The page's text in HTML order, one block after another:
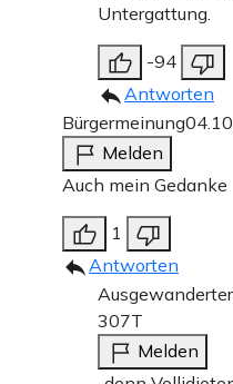
Untergattung.
-94
Antworten
Bürgermeinung
Melden
Auch mein Gedanke
1
Antworten
Ausgewanderter
307T
Melden